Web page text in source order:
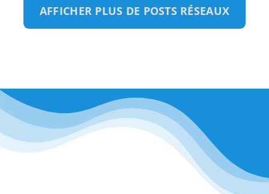
AFFICHER PLUS DE POSTS RÉSEAUX